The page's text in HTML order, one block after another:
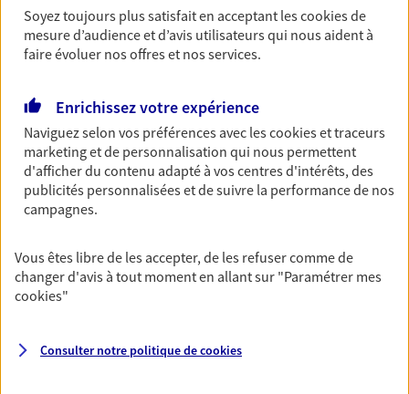
Découvrir l'offre Multirisque Entreprise
DEMANDER UN DEVIS
Mon Pack Entrepreneur
Mon Pack Entrepreneur rassemble en un seul
contrat vos garanties essentielles : responsabilité
civile pro, assurance dommages, protection
juridique, indemnités journalières en cas d’arrêt…
OBTENIR UN TARIF EN LIGNE
VOIR TOUTES NOS OFFRES
Soyez toujours plus satisfait en acceptant lescookiesde
mesure d’audience et d’avis utilisateurs qui nous aident à
faire évoluer nos offres et nos services.
Enrichissez votre expérience
Naviguez selon vos préférences avec lescookies et traceurs
marketing et de personnalisation qui nous permettent
d'afficher du contenu adapté à vos centres d'intérêts, des
publicités personnalisées et de suivre la performance de nos
campagnes.
Vous êtes libre de les accepter, de les refuser comme de
changer d'avis à tout moment en allant sur "Paramétrer mes
cookies"
Consulter notre politique decookies